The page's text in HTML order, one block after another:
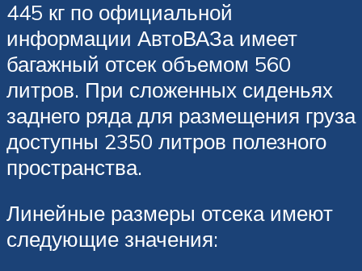
445 кг по официальной
информации АвтоВАЗа имеет
багажный отсек объемом 560
литров. При сложенных сиденьях
заднего ряда для размещения груза
доступны 2350 литров полезного
пространства.
Линейные размеры отсека имеют
следующие значения: